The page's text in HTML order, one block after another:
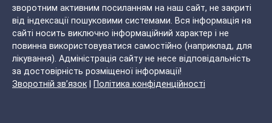
зворотним активним посиланням на наш сайт, не закриті
від індексації пошуковими системами. Вся інформація на
сайті носить виключно інформаційний характер і не
повинна використовуватися самостійно (наприклад, для
лікування). Адміністрація сайту не несе відповідальність
за достовірність розміщеної інформації!
Зворотній зв’язок
Політика конфіденційності